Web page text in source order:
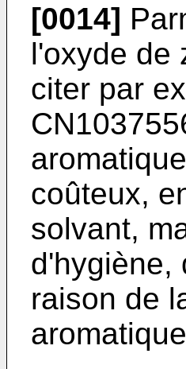
[0014]
l'oxyde de
citer par
coûteux,
solvant,
d'hygiène,
raison de